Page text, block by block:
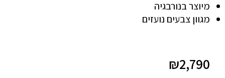
מיוצר בנורבגיה
מגוון צבעים נועזים
₪2,790